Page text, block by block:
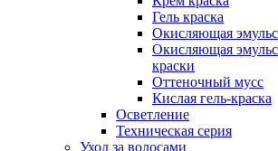
Гель краска
Окисляющая
Окисляющая
краски
Оттеночный мусс
Кислая гель-краска
Осветление
Техническая серия
Уход за волосами